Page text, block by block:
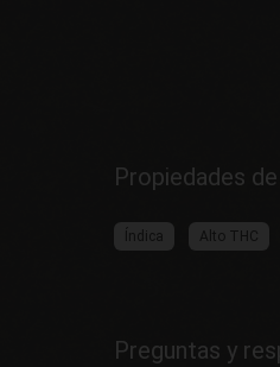
Propiedades
Índica Alto THC
Preguntas y